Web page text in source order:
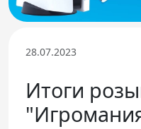
28.07.2023
Итоги